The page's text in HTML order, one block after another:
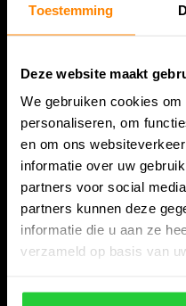
Toestemming
Deze website maakt
We gebruiken cookies
personaliseren, om
en om ons
informatie over uw
partners voor social
partners kunnen deze
informatie die u aan ze
verzameld op basis van
Bespanracket.nl is dé
8224